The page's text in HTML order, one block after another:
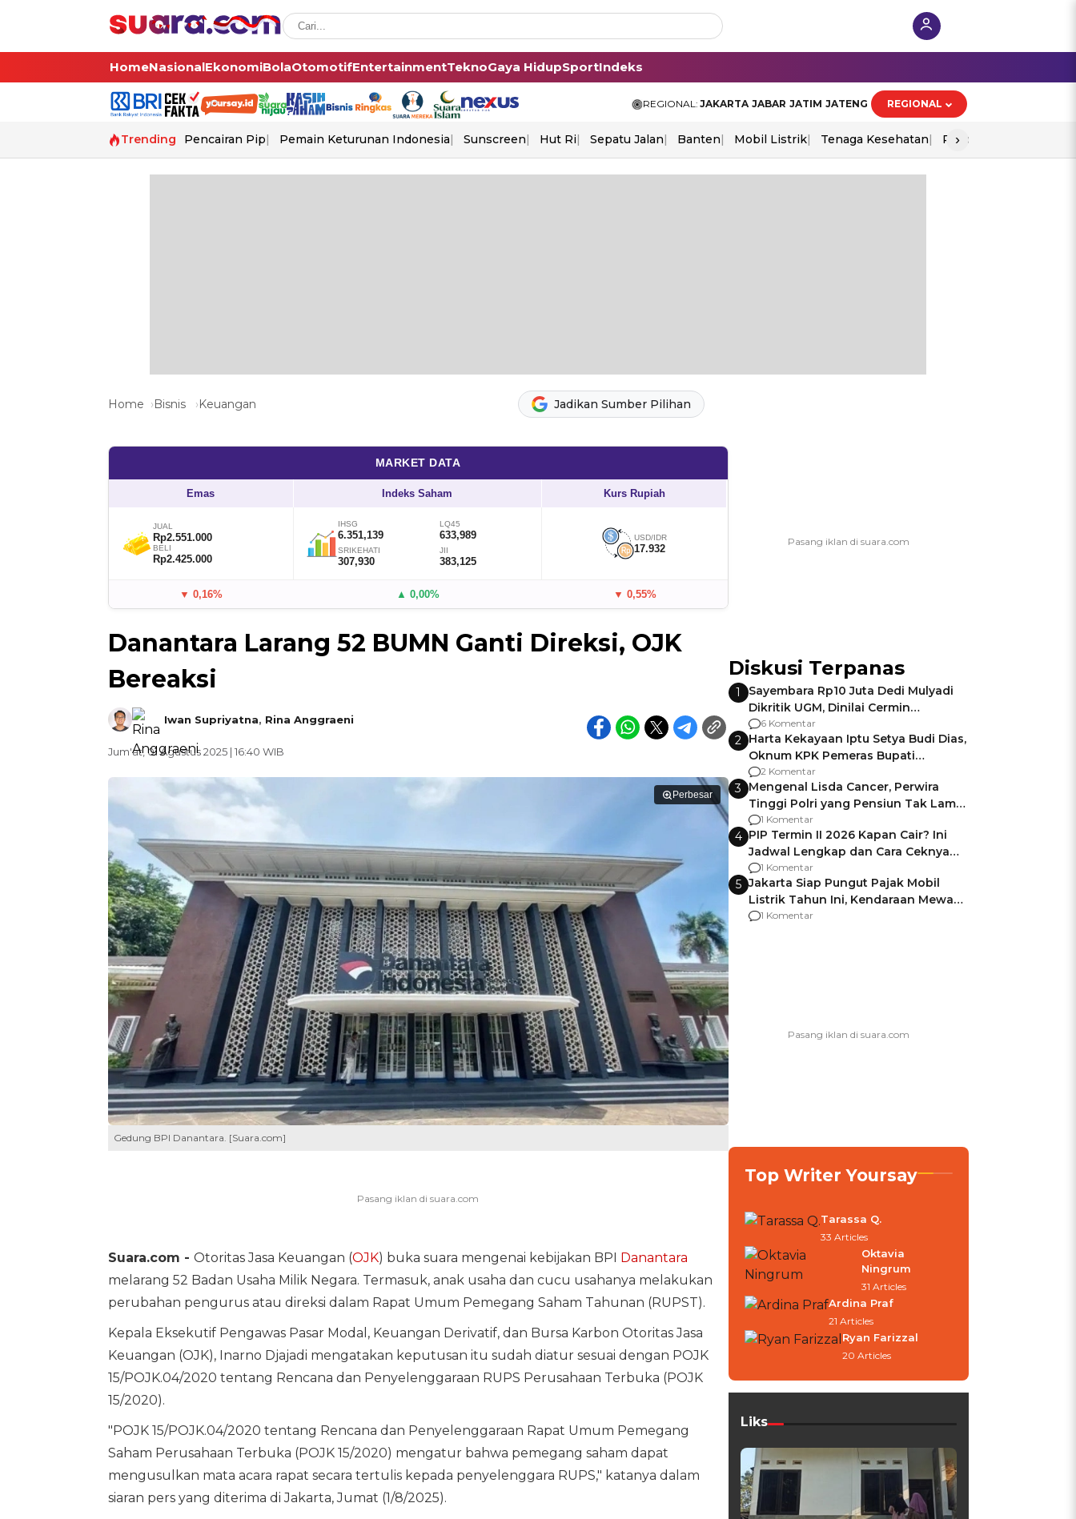
HomeNasionalEkonomiBolaOtomotifEntertainmentTeknoGaya HidupSportIndeks
REGIONAL: JAKARTA JABAR JATIM JATENG REGIONAL
Trending Pencairan Pip Pemain Keturunan Indonesia Sunscreen Hut Ri Sepatu Jalan Banten Mobil Listrik Tenaga Kesehatan Piala Aff 2026
›
Home Bisnis Keuangan Jadikan Sumber Pilihan
MARKET DATA
Emas Indeks Saham Kurs Rupiah
JUAL
Rp2.551.000
BELI
Rp2.425.000
IHSG
6.351,139
LQ45
633,989
SRIKEHATI
307,930
JII
383,125
USD/IDR
17.932
▼ 0,16% ▲ 0,00% ▼ 0,55%
Danantara Larang 52 BUMN Ganti Direksi, OJK
Bereaksi
Iwan Supriyatna, Rina Anggraeni
Jum'at, 01 Agustus 2025 | 16:40 WIB
Perbesar
Gedung BPI Danantara. [Suara.com]
Suara.com - Otoritas Jasa Keuangan (OJK) buka suara mengenai kebijakan BPI Danantara
melarang 52 Badan Usaha Milik Negara. Termasuk, anak usaha dan cucu usahanya melakukan
perubahan pengurus atau direksi dalam Rapat Umum Pemegang Saham Tahunan (RUPST).
Kepala Eksekutif Pengawas Pasar Modal, Keuangan Derivatif, dan Bursa Karbon Otoritas Jasa
Keuangan (OJK), Inarno Djajadi mengatakan keputusan itu sudah diatur sesuai dengan POJK
15/POJK.04/2020 tentang Rencana dan Penyelenggaraan RUPS Perusahaan Terbuka (POJK
15/2020).
"POJK 15/POJK.04/2020 tentang Rencana dan Penyelenggaraan Rapat Umum Pemegang
Saham Perusahaan Terbuka (POJK 15/2020) mengatur bahwa pemegang saham dapat
mengusulkan mata acara rapat secara tertulis kepada penyelenggara RUPS," katanya dalam
siaran pers yang diterima di Jakarta, Jumat (1/8/2025).
Diskusi Terpanas
1
Sayembara Rp10 Juta Dedi Mulyadi
Dikritik UGM, Dinilai Cermin
Gagalnya Negara Jamin Keamanan
6 Komentar
2 Harta Kekayaan Iptu Setya Budi Dias,
Oknum KPK Pemeras Bupati
Pemalang
2 Komentar
3 Mengenal Lisda Cancer, Perwira
Tinggi Polri yang Pensiun Tak Lama
Usai Jadi Brigjen
1 Komentar
4 PIP Termin II 2026 Kapan Cair? Ini
Jadwal Lengkap dan Cara Ceknya
agar Dana Tidak Hangus!
1 Komentar
5 Jakarta Siap Pungut Pajak Mobil
Listrik Tahun Ini, Kendaraan Mewah
Kena hingga 75% PKB
1 Komentar
Top Writer Yoursay
Tarassa Q.
33 Articles
Oktavia
Ningrum
31 Articles
Ardina Praf
21 Articles
Ryan Farizzal
20 Articles
Liks